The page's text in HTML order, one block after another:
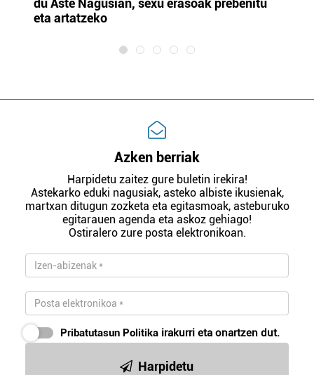
du Aste Nagusian, sexu erasoak prebenitu
eta artatzeko
Azken berriak
Harpidetu zaitez gure buletin irekira!
Astekarko eduki nagusiak, asteko albiste ikusienak,
martxan ditugun zozketa eta egitasmoak, asteburuko
egitarauen agenda eta askoz gehiago!
Ostiralero zure posta elektronikoan.
Pribatutasun Politika irakurri eta onartzen dut.
Harpidetu